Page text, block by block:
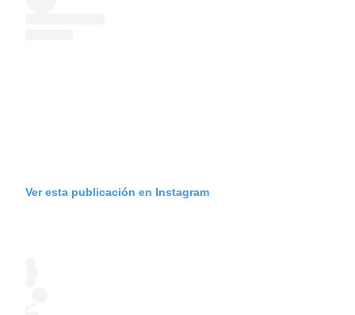
Ver esta publicación en Instagram